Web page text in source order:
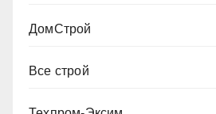
ДомСтрой
Все строй